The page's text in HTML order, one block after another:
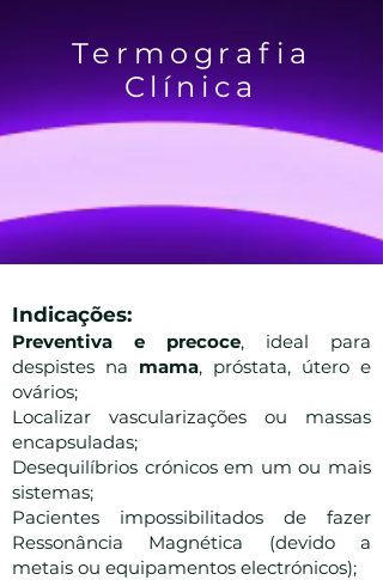
Termografia
Clínica
Indicações:
Preventiva e precoce, ideal para
despistes na mama, próstata, útero e
ovários;
Localizar vascularizações ou massas
encapsuladas;
Desequilíbrios crónicos em um ou mais
sistemas;
Pacientes impossibilitados de fazer
Ressonância Magnética (devido a
metais ou equipamentos electrónicos);